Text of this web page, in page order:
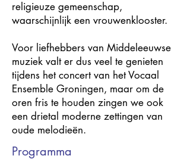
religieuze gemeenschap,
waarschijnlijk een vrouwenklooster.
Voor liefhebbers van Middeleeuwse
muziek valt er dus veel te genieten
tijdens het concert van het Vocaal
Ensemble Groningen, maar om de
oren fris te houden zingen we ook
een drietal moderne zettingen van
oude melodieën.
Programma